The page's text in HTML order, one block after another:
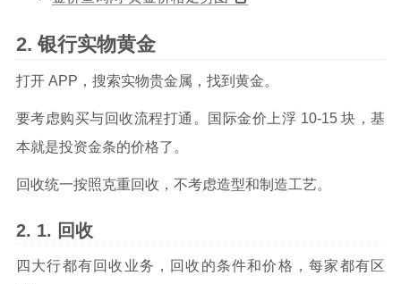
银行实物黄金
打开 APP，搜索实物贵金属，找到黄金。
要考虑购买与回收流程打通。国际金价上浮 10-15 块，基
本就是投资金条的价格了。
回收统一按照克重回收，不考虑造型和制造工艺。
回收
四大行都有回收业务，回收的条件和价格，每家都有区